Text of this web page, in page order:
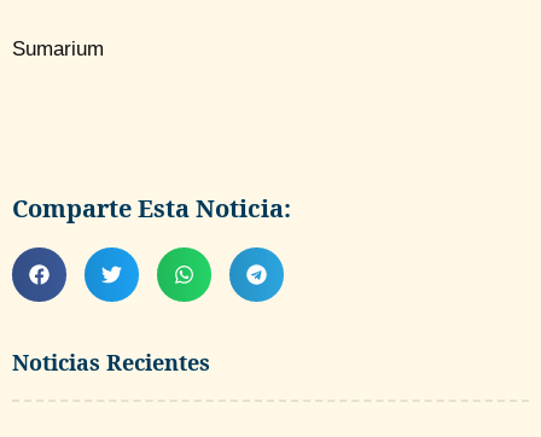
Noticias Recientes
Sumarium
Comparte Esta Noticia: